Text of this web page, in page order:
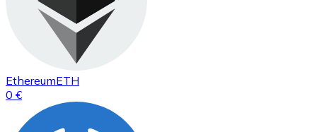
EthereumETH
0 €